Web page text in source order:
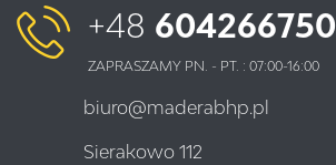
+48 604266750
ZAPRASZAMY PN. - PT. : 07:00-16:00
biuro@maderabhp.pl
Sierakowo 112